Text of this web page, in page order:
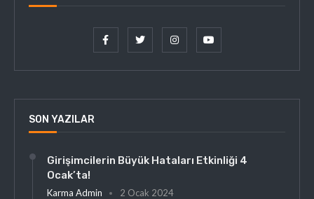
SON YAZILAR
Girişimcilerin Büyük Hataları Etkinliği 4
Ocak’ta!
Karma Admin 2 Ocak 2024